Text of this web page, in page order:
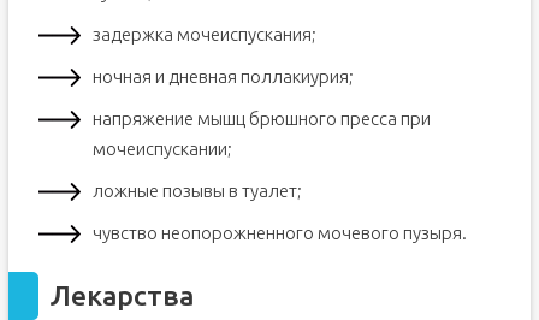
задержка мочеиспускания;
ночная и дневная поллакиурия;
напряжение мышц брюшного пресса при
мочеиспускании;
ложные позывы в туалет;
чувство неопорожненного мочевого пузыря.
Лекарства